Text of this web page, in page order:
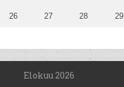
26 27 28 29
Elokuu 2026